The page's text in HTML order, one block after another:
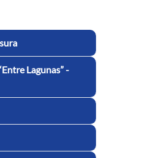
Lagunas” -